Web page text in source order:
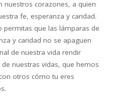
nuestros corazones, a quien
fe, esperanza y caridad.
permitas que las lámparas de
y caridad no se apaguen
de nuestra vida rendir
nuestras vidas, que hemos
otros cómo tu eres